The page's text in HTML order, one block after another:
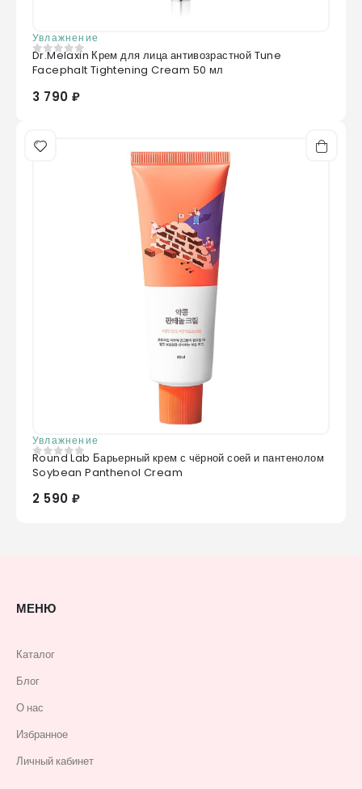
Увлажнение
0 из 5
Dr.Melaxin Крем для лица антивозрастной Tune
Facephalt Tightening Cream 50 мл
3 790 ₽
Увлажнение
0из 5
Round Lab Барьерный крем с чёрной соей и пантенолом
Soybean Panthenol Cream
2 590 ₽
МЕНЮ
Каталог
Блог
О нас
Избранное
Личный кабинет